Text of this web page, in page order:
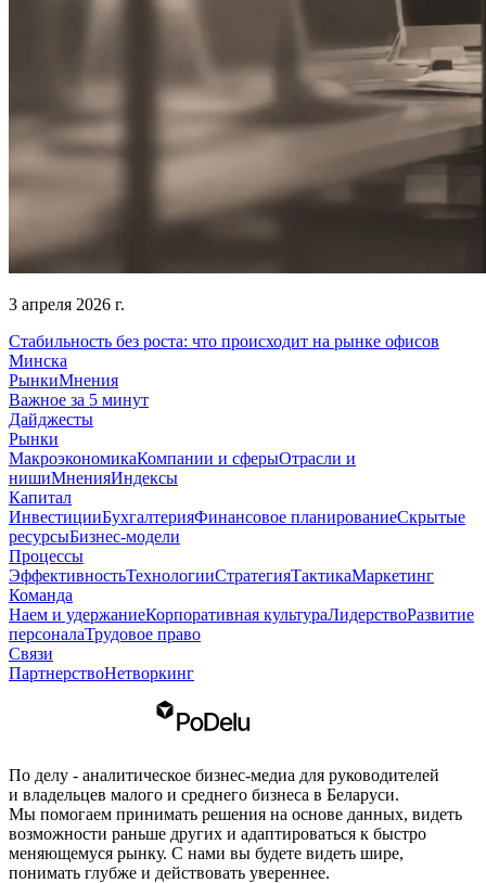
3 апреля 2026 г.
Стабильность без роста: что происходит на рынке офисов
Минска
РынкиМнения
Важное за 5 минут
Дайджесты
Рынки
МакроэкономикаКомпании и сферыОтрасли и
нишиМненияИндексы
Капитал
ИнвестицииБухгалтерияФинансовое планированиеСкрытые
ресурсыБизнес-модели
Процессы
ЭффективностьТехнологииСтратегияТактикаМаркетинг
Команда
Наем и удержаниеКорпоративная культураЛидерствоРазвитие
персоналаТрудовое право
Связи
ПартнерствоНетворкинг
По делу - аналитическое бизнес-медиа для руководителей
и владельцев малого и среднего бизнеса в Беларуси.
Мы помогаем принимать решения на основе данных, видеть
возможности раньше других и адаптироваться к быстро
меняющемуся рынку. С нами вы будете видеть шире,
понимать глубже и действовать увереннее.